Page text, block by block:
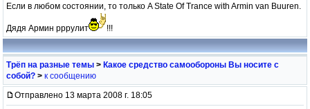
Если в любом состоянии, то только A State Of Trance with Armin van Buuren.
Дядя Армин рррулит !!!
Трёп на разные темы > Какое средство самообороны Вы носите с
собой? > к сообщению
Отправлено 13 марта 2008 г. 18:05